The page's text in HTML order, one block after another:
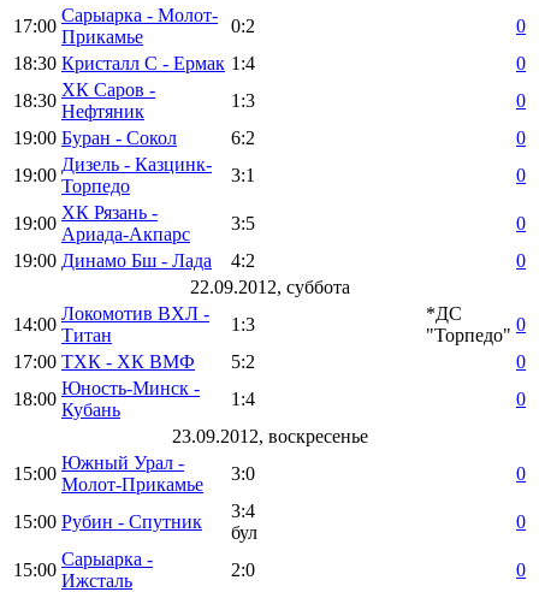
17:00
Сарыарка - Молот-
Прикамье
0:2
0
18:30 Кристалл С - Ермак 1:4
0
18:30
ХК Саров -
Нефтяник
1:3
0
19:00 Буран - Сокол 6:2
0
19:00
Дизель - Казцинк-
Торпедо
3:1 0
19:00
ХК Рязань -
Ариада-Акпарс
3:5
0
19:00 Динамо Бш - Лада 4:2
0
22.09.2012, суббота
14:00
Локомотив ВХЛ -
Титан
1:3
*ДС
"Торпедо"
0
17:00 ТХК - ХК ВМФ 5:2
0
18:00
Юность-Минск -
Кубань
1:4
0
23.09.2012, воскресенье
15:00
Южный Урал -
Молот-Прикамье
3:0 0
15:00 Рубин - Спутник
3:4
бул
0
15:00
Сарыарка -
Ижсталь
2:0 0